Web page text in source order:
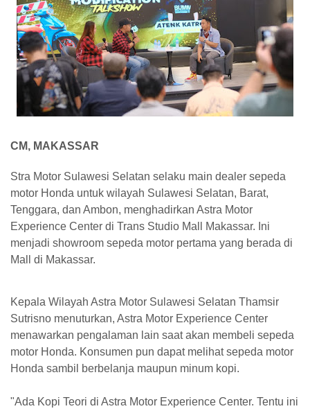
CM, MAKASSAR
Stra Motor Sulawesi Selatan selaku main dealer sepeda
motor Honda untuk wilayah Sulawesi Selatan, Barat,
Tenggara, dan Ambon, menghadirkan Astra Motor
Experience Center di Trans Studio Mall Makassar. Ini
menjadi showroom sepeda motor pertama yang berada di
Mall di Makassar.
Kepala Wilayah Astra Motor Sulawesi Selatan Thamsir
Sutrisno menuturkan, Astra Motor Experience Center
menawarkan pengalaman lain saat akan membeli sepeda
motor Honda. Konsumen pun dapat melihat sepeda motor
Honda sambil berbelanja maupun minum kopi.
"Ada Kopi Teori di Astra Motor Experience Center. Tentu ini